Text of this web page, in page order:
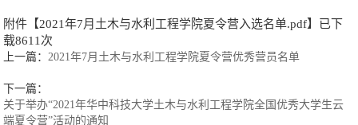
附件【2021年7月土木与水利工程学院夏令营入选名单.pdf】已下
载8611 次
上一篇：2021年7月土木与水利工程学院夏令营优秀营员名单
下一篇：
关于举办“2021年华中科技大学土木与水利工程学院全国优秀大学生云
端夏令营”活动的通知